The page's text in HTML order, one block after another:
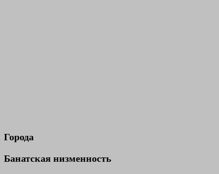
Города
Банатская низменность